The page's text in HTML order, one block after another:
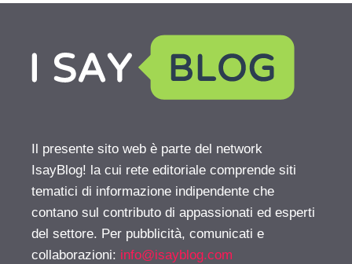
Il presente sito web è parte del network
IsayBlog! la cui rete editoriale comprende siti
tematici di informazione indipendente che
contano sul contributo di appassionati ed esperti
del settore. Per pubblicità, comunicati e
collaborazioni: info@isayblog.com